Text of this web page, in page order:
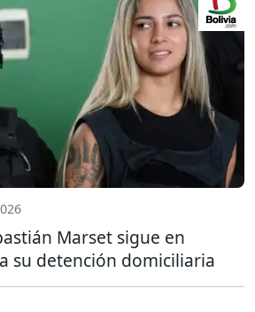
Marset sigue en
su detención domiciliaria